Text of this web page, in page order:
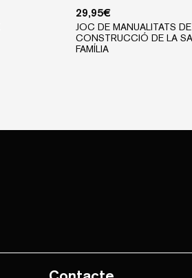
29,95€
JOC DE MANUALITATS
CONSTRUCCIÓ DE LA
FAMÍLIA